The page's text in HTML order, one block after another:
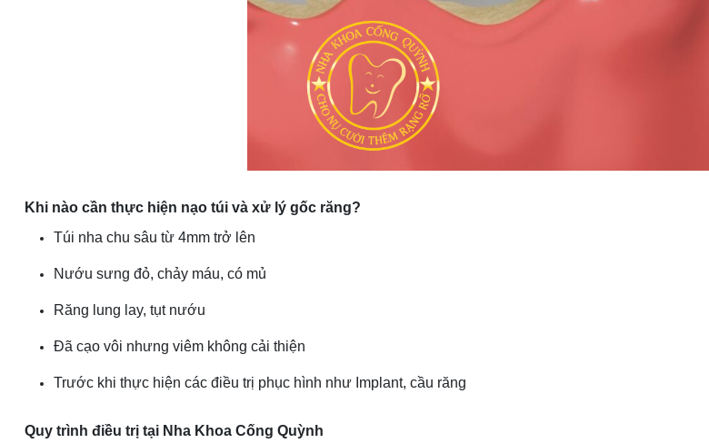
Khi nào cần thực hiện nạo túi và xử lý gốc răng?
Túi nha chu sâu từ 4mm trở lên
Nướu sưng đỏ, chảy máu, có mủ
Răng lung lay, tụt nướu
Đã cạo vôi nhưng viêm không cải thiện
Trước khi thực hiện các điều trị phục hình như Implant, cầu răng
Quy trình điều trị tại Nha Khoa Cống Quỳnh